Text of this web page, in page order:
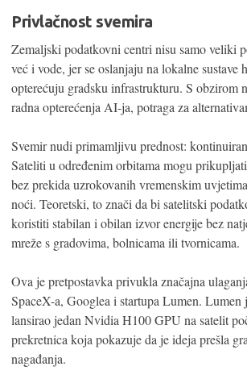
Privlačnost svemira
Zemaljski podatkovni centri nisu samo veliki
već i vode, jer se oslanjaju na lokalne sustave
opterećuju gradsku infrastrukturu. S obzirom
radna opterećenja AI-ja, potraga za
Svemir nudi primamljivu prednost:
Sateliti u određenim orbitama mogu
bez prekida uzrokovanih vremenskim
noći. Teoretski, to znači da bi satelitski
koristiti stabilan i obilan izvor energije bez
mreže s gradovima, bolnicama ili tvornicama.
Ova je pretpostavka privukla značajna
SpaceX-a, Googlea i startupa Lumen. Lumen
lansirao jedan Nvidia H100 GPU na satelit
prekretnica koja pokazuje da je ideja prešla
nagađanja.